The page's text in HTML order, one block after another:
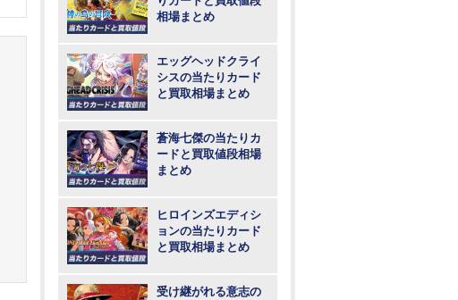
相場まとめ
エッグヘッドクライ
シスの当たりカード
と買取相場まとめ
蒼海七傑の当たりカ
ードと買取値段相場
まとめ
ヒロインズエディシ
ョンの当たりカード
と買取相場まとめ
受け継がれる意志の